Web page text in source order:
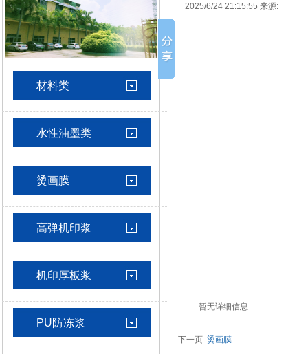
烫画彩墨
材料类
水性油墨类
烫画膜
高弹机印浆
机印厚板浆
PU防冻浆
2025/6/24 21:15:55 来源:
暂无详细信息
下一页 烫画膜